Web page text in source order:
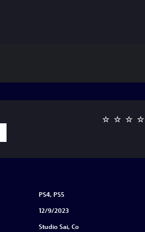
PS4, PS5
12/9/2023
Studio Sai, Co